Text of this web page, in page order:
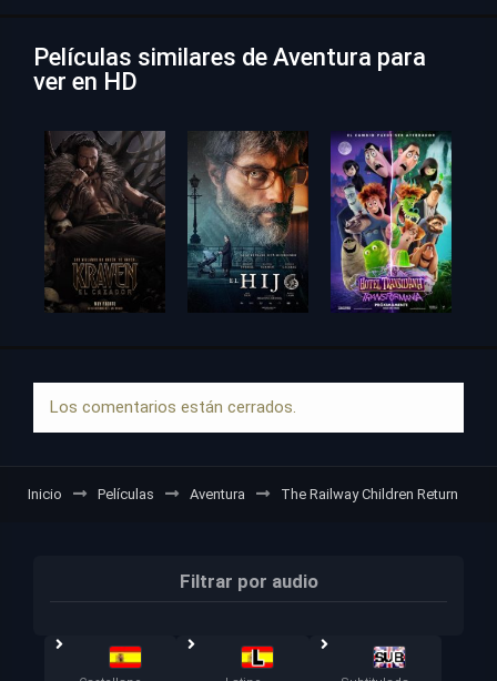
Películas similares de Aventura para
ver en HD
Los comentarios están cerrados.
Inicio Películas Aventura The Railway Children Return
Filtrar por audio